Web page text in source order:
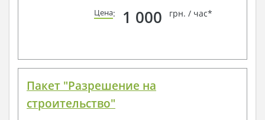
Цена: 1 000 грн. / час*
Пакет "Разрешение на
строительство"